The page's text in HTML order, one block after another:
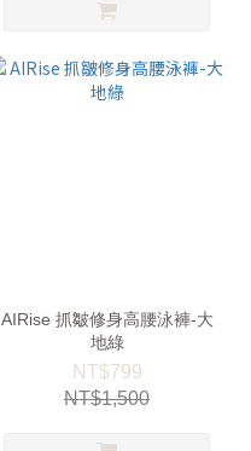
AIRise 抓皺修身高腰泳褲-大
地綠
NT$799
NT$1,500